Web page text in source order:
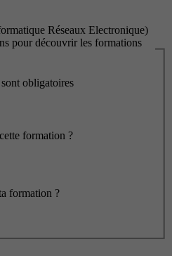
Réseaux Electronique)
pour découvrir les formations
sont obligatoires
formation ?
formation ?